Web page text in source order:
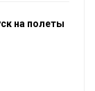
на полеты